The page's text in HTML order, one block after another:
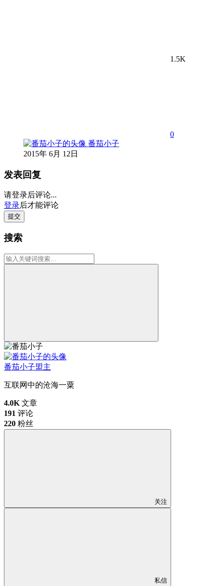
1.5K
0
番茄小子
2015年 6月 12日
发表回复
请登录后评论...
登录后才能评论
提交
搜索
番茄小子盟主
互联网中的沧海一粟
4.0K 文章
191 评论
220 粉丝
关注
私信